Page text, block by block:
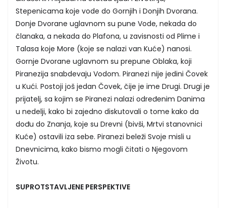
Stepenicama koje vode do Gornjih i Donjih Dvorana.
Donje Dvorane uglavnom su pune Vode, nekada do
članaka, a nekada do Plafona, u zavisnosti od Plime i
Talasa koje More (koje se nalazi van Kuće) nanosi.
Gornje Dvorane uglavnom su prepune Oblaka, koji
Piranezija snabdevaju Vodom. Piranezi nije jedini Čovek
u Kući. Postoji još jedan Čovek, čije je ime Drugi. Drugi je
prijatelj, sa kojim se Piranezi nalazi određenim Danima
u nedelji, kako bi zajedno diskutovali o tome kako da
dođu do Znanja, koje su Drevni (bivši, Mrtvi stanovnici
Kuće) ostavili iza sebe. Piranezi beleži Svoje misli u
Dnevnicima, kako bismo mogli čitati o Njegovom
Životu.
SUPROTSTAVLJENE PERSPEKTIVE